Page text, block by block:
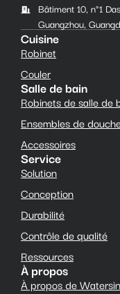
Bâtiment 10, n°1
Guangzhou,
Cuisine
Robinet
Couler
Salle de bain
Robinets de salle de
Ensembles de
Accessoires
Service
Solution
Conception
Durabilité
Contrôle de qualité
Ressources
À propos
À propos de